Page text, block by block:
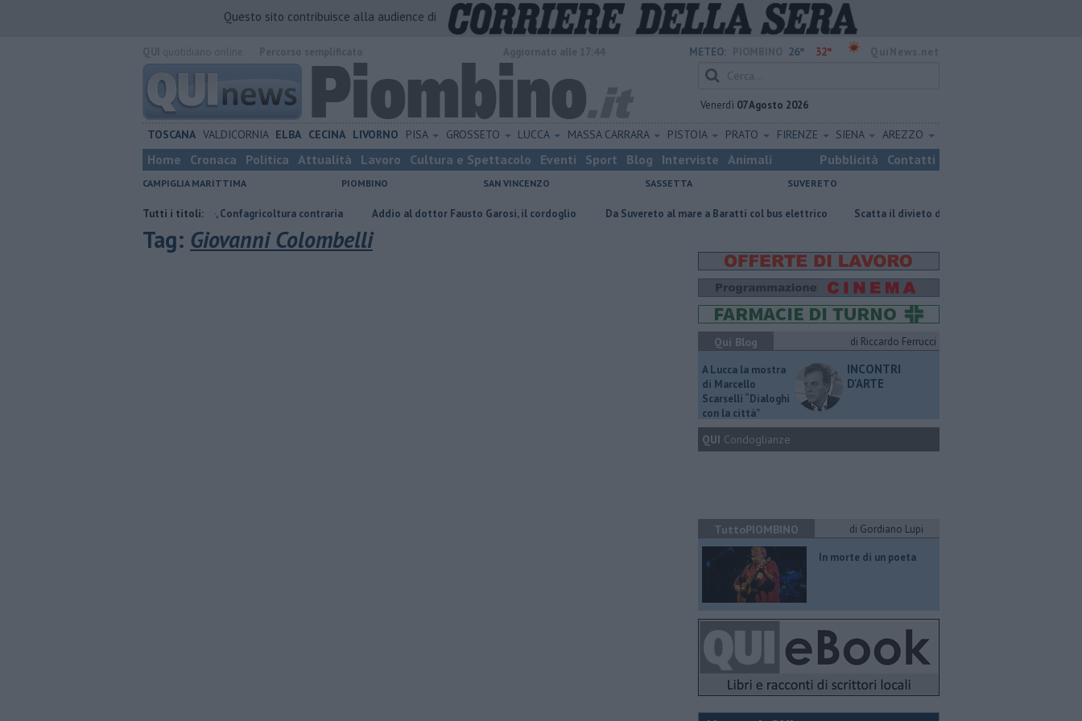
Questo sito contribuisce alla audience di
METEO: 26° 32°
Venerdì 07 Agosto 2026
TOSCANA VALDICORNIA ELBA CECINA LIVORNO PISA GROSSETO LUCCA MASSA CARRARA PISTOIA PRATO FIRENZE SIENA AREZZO
Home Cronaca Politica Attualità Lavoro Cultura e Spettacolo Eventi Sport Blog Interviste Animali Pubblicità Contatti
CAMPIGLIA MARITTIMA PIOMBINO SAN VINCENZO SASSETTA SUVERETO
Tutti i titoli:
Parco eolico in mare, Confagricoltura contraria Addio al dottor Fausto Garosi, il cordoglio Da Suvereto al mare a Baratti col bus elettrico Scatta il divieto di dimora per il senzatetto
Tag: Giovanni Colombelli
Qui Blog di Riccardo Ferrucci
A Lucca la mostra
di Marcello
Scarselli “Dialoghi
con la città"
INCONTRI
D'ARTE
QUI Condoglianze
TuttoPIOMBINO di Gordiano Lupi
In morte di un poeta